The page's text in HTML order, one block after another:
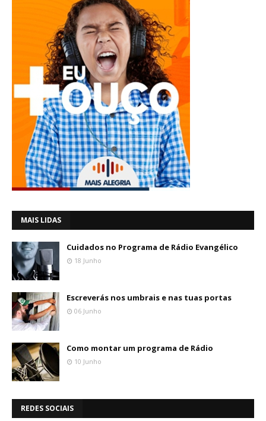
MAIS LIDAS
Cuidados no Programa de Rádio Evangélico
18 Junho
Escreverás nos umbrais e nas tuas portas
06 Junho
Como montar um programa de Rádio
10 Junho
REDES SOCIAIS